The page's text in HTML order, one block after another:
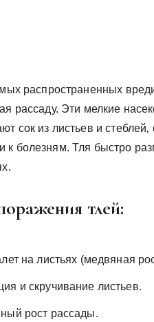
распространенных
рассаду. Эти мелкие
сок из листьев и
к болезням. Тля быстро
тлей:
на листьях (медвяная
и скручивание листьев.
рост рассады.